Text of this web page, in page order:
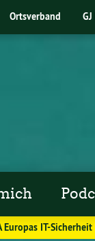
Ortsverband
IT-